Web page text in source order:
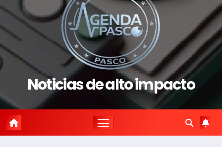
Noticias de alto impacto